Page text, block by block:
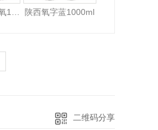
陕西氧字蓝1000ml
二维码分享